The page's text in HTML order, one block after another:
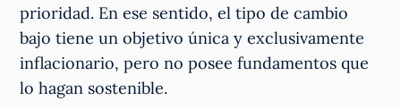
prioridad. En ese sentido, el tipo de cambio
bajo tiene un objetivo única y exclusivamente
inflacionario, pero no posee fundamentos que
lo hagan sostenible.